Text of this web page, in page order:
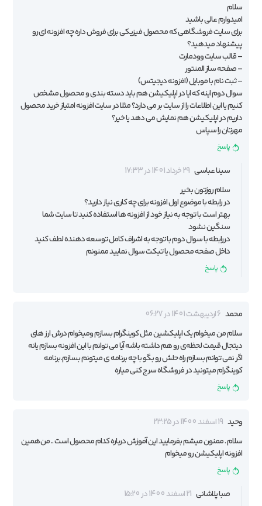
سلام
امیدوارم عالی باشید
برای سایت فروشگاهی که محصول فیزیکی برای فروش داره چه افزونه ای رو
پیشنهاد میدهید؟
– قالب سایت وودمارت
– صفحه ساز المنتور
– ثبت نام با موبایل (افزونه دیجیتس)
سوال دوم اینه که ایا در اپلیکیشن هم باید دسته بندی و محصول مشخص
کنیم یا این اطلاعات را از سایت بر می دارد؟ مثلا در سایت افزونه امتیاز خرید محصول
داریم در اپلیکیشن هم نمایش می دهد یا خیر؟
مهرتان را سپاس
پاسخ
سینا عباسی 29 خرداد 1401 در 17:33
سلام روزتون بخیر
در رابطه با موضوع اول افزونه برای چه کاری نیاز دارید؟
بهتر است با توجه به نیاز خود از افزونه ها استفاده کنید تا سایت شما
سنگین نشود
دررابطه با سوال دوم با توجه به اشراف کامل توسعه دهنده لطف کنید
داخل صفحه محصول یا تیکت سوال نمایید ممنونم
پاسخ
محمد 6 اردیبهشت 1401 در 06:27
سلام من میخوام یک اپلیکشین مثل کوینگرام بسازم ومیخوام درش ارز های
دیتجال قیمت لحظه‌ی رو هم داشته باشه آیا می توانم با این افزونه بسازم یانه
اگر نمی توانم بسازم راه حلش رو بگو با چه برنامه ی میتونم بسازم. برنامه
کوینگرام میتونید در فروشگاه سرج کنی میاره
پاسخ
وحید 19 اسفند 1400 در 23:25
سلام . ممنون میشم بفرمایید این آموزش درباره کدام محصول است .. من همین
افزونه اپلیکیشن رو میخوام
پاسخ
صبا پلاشانی 21 اسفند 1400 در 15:20